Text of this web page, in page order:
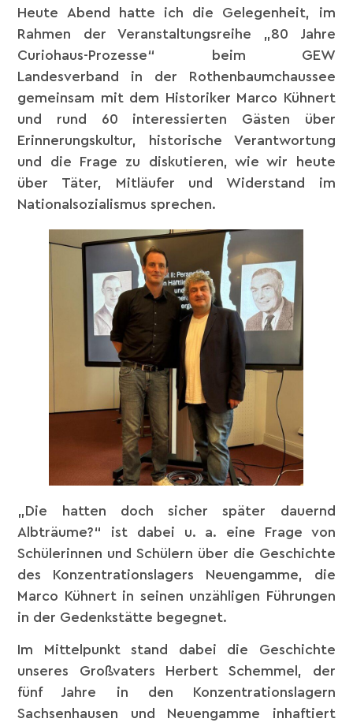
Heute Abend hatte ich die Gelegenheit, im
Rahmen der Veranstaltungsreihe „80 Jahre
Curiohaus-Prozesse“ beim GEW
Landesverband in der Rothenbaumchaussee
gemeinsam mit dem Historiker Marco Kühnert
und rund 60 interessierten Gästen über
Erinnerungskultur, historische Verantwortung
und die Frage zu diskutieren, wie wir heute
über Täter, Mitläufer und Widerstand im
Nationalsozialismus sprechen.
„Die hatten doch sicher später dauernd
Albträume?“ ist dabei u. a. eine Frage von
Schülerinnen und Schülern über die Geschichte
des Konzentrationslagers Neuengamme, die
Marco Kühnert in seinen unzähligen Führungen
in der Gedenkstätte begegnet.
Im Mittelpunkt stand dabei die Geschichte
unseres Großvaters Herbert Schemmel, der
fünf Jahre in den Konzentrationslagern
Sachsenhausen und Neuengamme inhaftiert